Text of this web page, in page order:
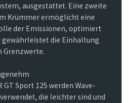
ausgestattet. Eine zweite
Krümmer ermöglicht eine
der Emissionen, optimiert
gewährleistet die Einhaltung
Grenzwerte.
GT Sport 125 werden Wave-
die leichter sind und